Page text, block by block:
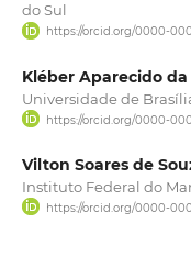
do Sul
https://orcid.org/0000-
Kléber Aparecido da
Universidade de
https://orcid.org/0000-
Vilton Soares de
Instituto Federal do
https://orcid.org/0000-